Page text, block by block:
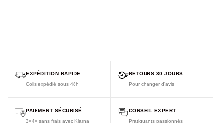
EXPÉDITION RAPIDE
Colis expédié sous 48h
RETOURS 30 JOURS
Pour changer d'avis
PAIEMENT SÉCURISÉ
3×4× sans frais avec Klarna
CONSEIL EXPERT
Pratiquants passionnés